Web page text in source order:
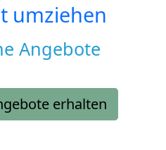
umziehen
Angebote
erhalten